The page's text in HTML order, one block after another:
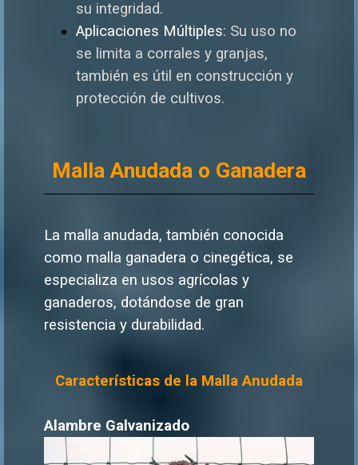
su integridad.
Aplicaciones Múltiples: Su uso no
se limita a corrales y granjas,
también es útil en construcción y
protección de cultivos.
Malla Anudada o Ganadera
La malla anudada, también conocida
como malla ganadera o cinegética, se
especializa en usos agrícolas y
ganaderos, dotándose de gran
resistencia y durabilidad.
Características de la Malla Anudada
Alambre Galvanizado